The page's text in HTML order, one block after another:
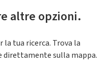
altre opzioni.
tua ricerca. Trova la
direttamente sulla mappa.